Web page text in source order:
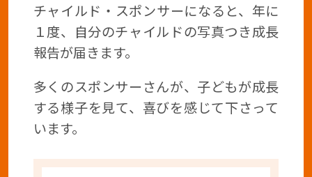
チャイルド・スポンサーになると、年に
１度、自分のチャイルドの写真つき成長
報告が届きます。
多くのスポンサーさんが、子どもが成長
する様子を見て、喜びを感じて下さって
います。